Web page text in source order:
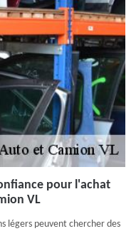
pour l'achat
VL
légers peuvent chercher des